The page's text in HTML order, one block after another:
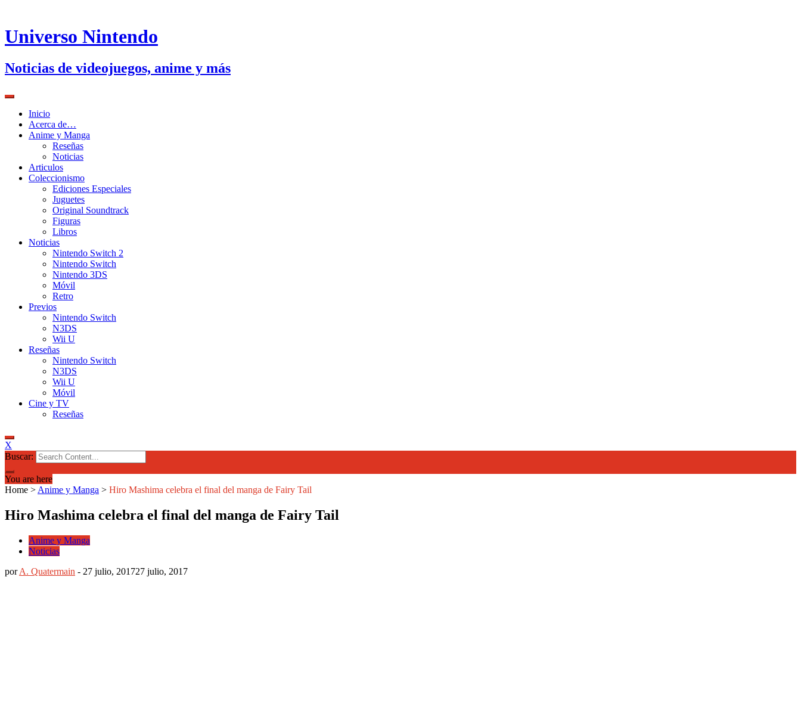
Universo Nintendo
Noticias de videojuegos, anime y más
Inicio
Acerca de…
Anime y Manga
Reseñas
Noticias
Articulos
Coleccionismo
Ediciones Especiales
Juguetes
Original Soundtrack
Figuras
Libros
Noticias
Nintendo Switch 2
Nintendo Switch
Nintendo 3DS
Móvil
Retro
Previos
Nintendo Switch
N3DS
Wii U
Reseñas
Nintendo Switch
N3DS
Wii U
Móvil
Cine y TV
Reseñas
X
Buscar:
You are here
Home > Anime y Manga > Hiro Mashima celebra el final del manga de Fairy Tail
Hiro Mashima celebra el final del manga de Fairy Tail
Anime y Manga
Noticias
porA. Quatermain - 27 julio, 201727 julio, 2017